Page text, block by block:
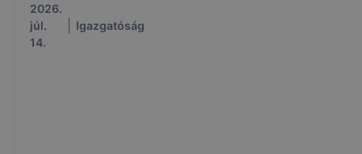
2026.
júl.
14.
Igazgatóság